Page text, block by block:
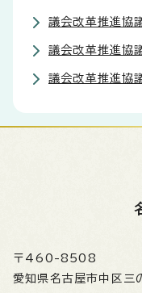
議会改革推進協
議会改革推進協
議会改革推進協
〒460-8508
愛知県名古屋市中区三